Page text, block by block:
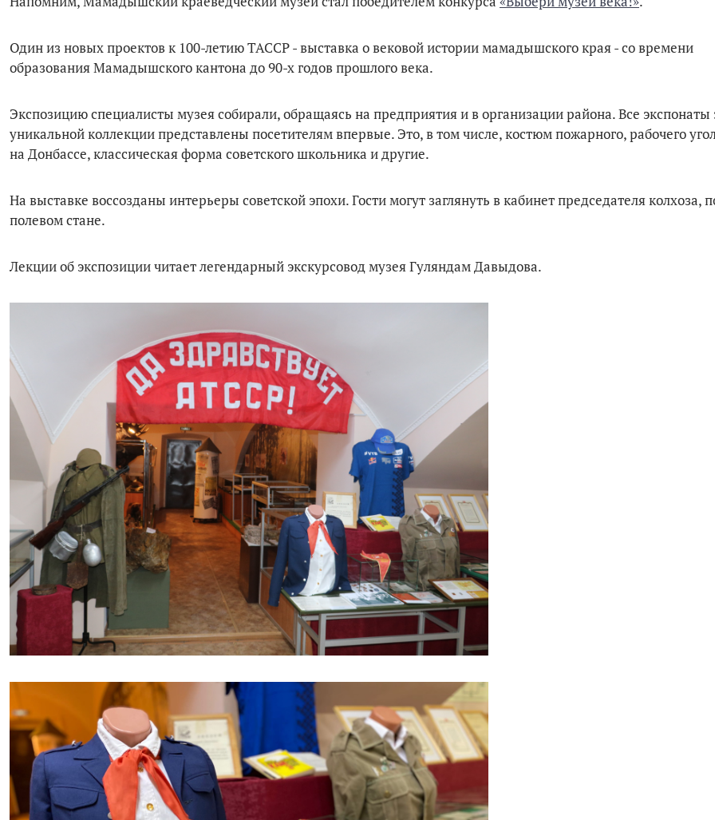
Один из новых проектов к 100-летию ТАССР - выставка о вековой истории мамадышского края - со времени
образования Мамадышского кантона до 90-х годов прошлого века.
Экспозицию специалисты музея собирали, обращаясь на предприятия и в организации района. Все экспонаты
уникальной коллекции представлены посетителям впервые. Это, в том числе, костюм пожарного, рабочего
на Донбассе, классическая форма советского школьника и другие.
На выставке воссозданы интерьеры советской эпохи. Гости могут заглянуть в кабинет председателя колхоза,
полевом стане.
Лекции об экспозиции читает легендарный экскурсовод музея Гуляндам Давыдова.